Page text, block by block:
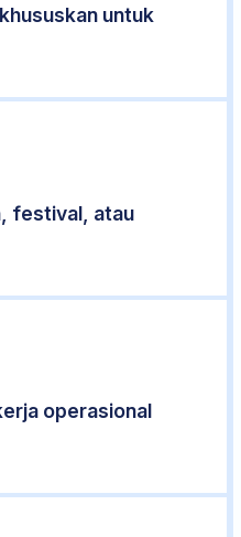
untuk
festival, atau
operasional